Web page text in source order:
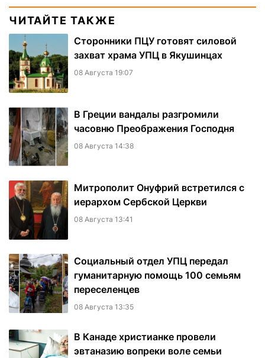
ЧИТАЙТЕ ТАКЖЕ
Сторонники ПЦУ готовят силовой
захват храма УПЦ в Якушинцах
08 Августа 19:07
В Греции вандалы разгромили
часовню Преображения Господня
08 Августа 14:38
Митрополит Онуфрий встретился с
иерархом Сербской Церкви
08 Августа 13:41
Социальный отдел УПЦ передал
гуманитарную помощь 100 семьям
переселенцев
08 Августа 13:35
В Канаде христианке провели
эвтаназию вопреки воле семьи